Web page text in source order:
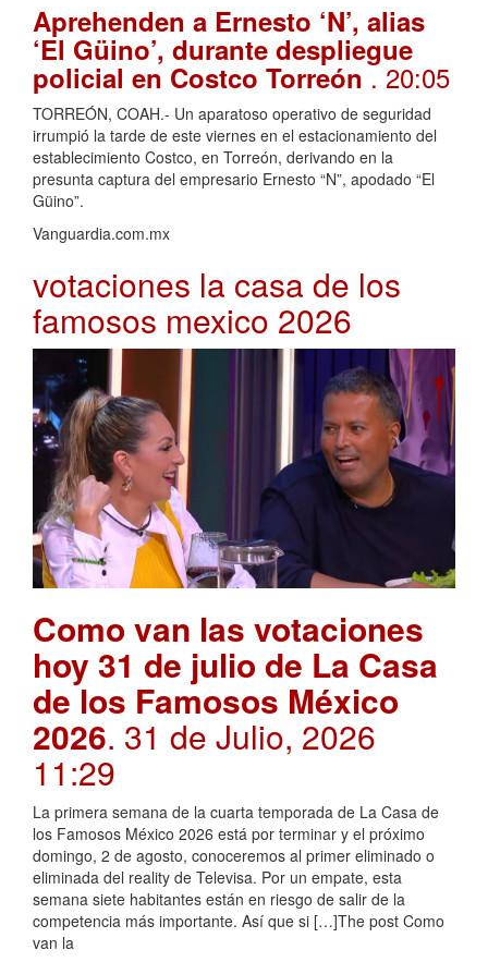
Aprehenden a Ernesto ‘N’, alias
‘El Güino’, durante despliegue
policial en Costco Torreón. 20:05
TORREÓN, COAH.- Un aparatoso operativo de seguridad
irrumpió la tarde de este viernes en el estacionamiento del
establecimiento Costco, en Torreón, derivando en la
presunta captura del empresario Ernesto “N”, apodado “El
Güino”.
Vanguardia.com.mx
votaciones la casa de los
famosos mexico 2026
Como van las votaciones
hoy 31 de julio de La Casa
de los Famosos México
2026. 31 de Julio, 2026
11:29
La primera semana de la cuarta temporada de La Casa de
los Famosos México 2026 está por terminar y el próximo
domingo, 2 de agosto, conoceremos al primer eliminado o
eliminada del reality de Televisa. Por un empate, esta
semana siete habitantes están en riesgo de salir de la
competencia más importante. Así que si […]The post Como
van la